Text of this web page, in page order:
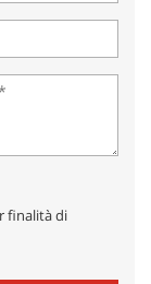
finalità di